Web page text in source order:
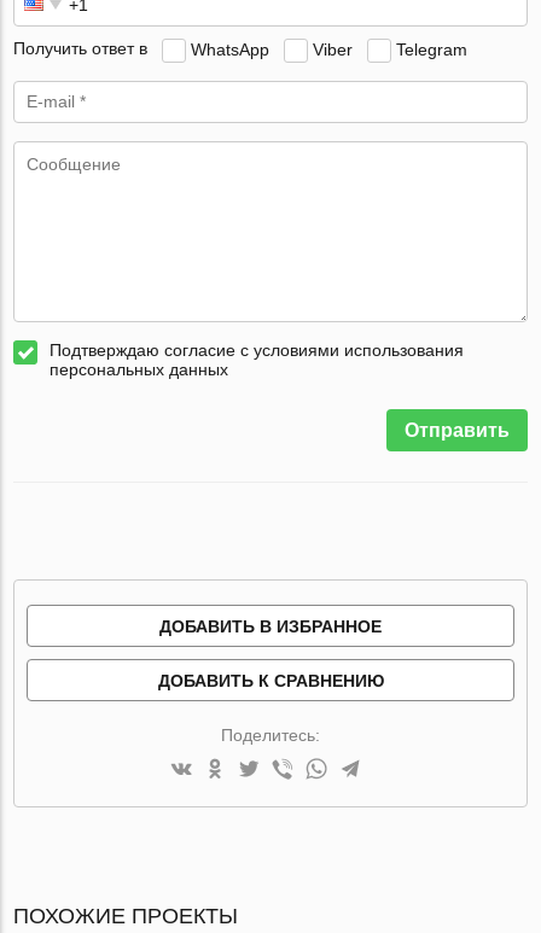
Получить ответ в WhatsApp Viber Telegram
Подтверждаю согласие с условиями использования
персональных данных
Отправить
ДОБАВИТЬ В ИЗБРАННОЕ
ДОБАВИТЬ К СРАВНЕНИЮ
Поделитесь:
ПОХОЖИЕ ПРОЕКТЫ